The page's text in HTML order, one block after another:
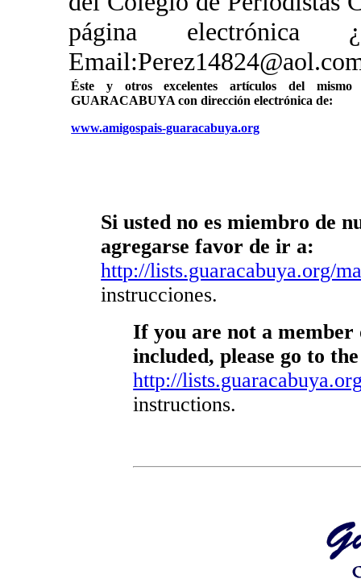
página electrónica
Éste y otros excelentes artículos del
GUARACABUYA con dirección electrónica de:
www.amigospais-guaracabuya.org
Si usted no es miembro de
agregarse favor de ir a:
http://lists.guaracabuya.org/
instrucciones.
If you are not a
included, please go to
http://
instructions.